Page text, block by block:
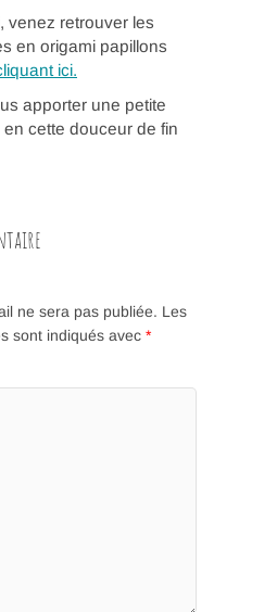
venez retrouver les
en origami papillons
ici.
apporter une petite
cette douceur de fin
ne sera pas publiée. Les
sont indiqués avec *